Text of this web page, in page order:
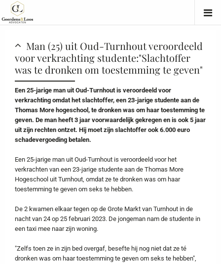
Man (25) uit Oud-Turnhout veroordeeld
voor verkrachting studente:"Slachtoffer
was te dronken om toestemming te geven"
Een 25-jarige man uit Oud-Turnhout is veroordeeld voor
verkrachting omdat het slachtoffer, een 23-jarige studente aan de
Thomas More hogeschool, te dronken was om haar toestemming te
geven. De man heeft 3 jaar voorwaardelijk gekregen en is ook 5 jaar
uit zijn rechten ontzet. Hij moet zijn slachtoffer ook 6.000 euro
schadevergoeding betalen.
Een 25-jarige man uit Oud-Turnhout is veroordeeld voor het
verkrachten van een 23-jarige studente aan de Thomas More
Hogeschool uit Turnhout, omdat ze te dronken was om haar
toestemming te geven om seks te hebben.
De 2 kwamen elkaar tegen op de Grote Markt van Turnhout in de
nacht van 24 op 25 februari 2023. De jongeman nam de studente in
een taxi mee naar zijn woning.
"Zelfs toen ze in zijn bed overgaf, besefte hij nog niet dat ze té
dronken was om haar toestemming te geven om seks te hebben",